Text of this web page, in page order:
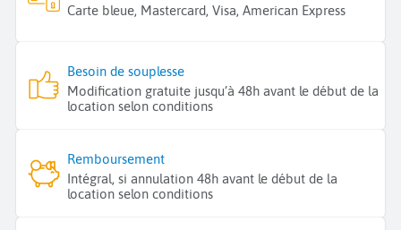
Carte bleue, Mastercard, Visa, American Express
Besoin de souplesse
Modification gratuite jusqu’à 48h avant le début de la
location selon conditions
Remboursement
Intégral, si annulation 48h avant le début de la
location selon conditions